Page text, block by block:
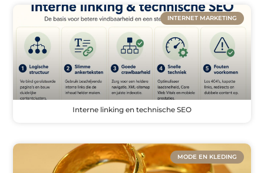
INTERNET MARKETING
Interne linking en technische SEO
MODE EN KLEDING